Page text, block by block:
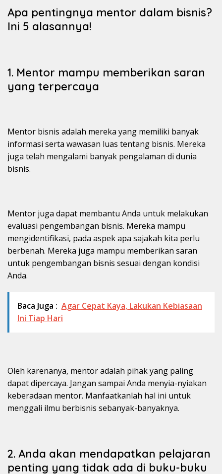
Apa pentingnya mentor dalam bisnis?
Ini 5 alasannya!
1. Mentor mampu memberikan saran
yang terpercaya
Mentor bisnis adalah mereka yang memiliki banyak
informasi serta wawasan luas tentang bisnis. Mereka
juga telah mengalami banyak pengalaman di dunia
bisnis.
Mentor juga dapat membantu Anda untuk melakukan
evaluasi pengembangan bisnis. Mereka mampu
mengidentifikasi, pada aspek apa sajakah kita perlu
berbenah. Mereka juga mampu memberikan saran
untuk pengembangan bisnis sesuai dengan kondisi
Anda.
Baca Juga : Agar Cepat Kaya, Lakukan Kebiasaan
Ini Tiap Hari
Oleh karenanya, mentor adalah pihak yang paling
dapat dipercaya. Jangan sampai Anda menyia-nyiakan
keberadaan mentor. Manfaatkanlah hal ini untuk
menggali ilmu berbisnis sebanyak-banyaknya.
2. Anda akan mendapatkan pelajaran
penting yang tidak ada di buku-buku